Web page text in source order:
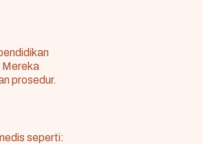
Mereka
prosedur.
seperti: